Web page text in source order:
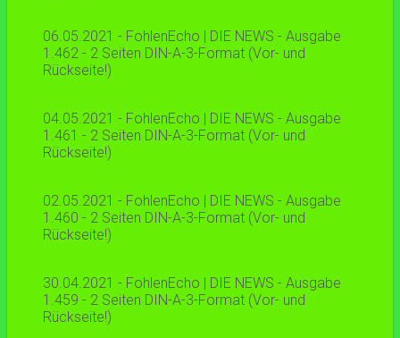
06.05.2021 - FohlenEcho | DIE NEWS - Ausgabe
1.462 - 2 Seiten DIN-A-3-Format (Vor- und
Rückseite!)
04.05.2021 - FohlenEcho | DIE NEWS - Ausgabe
1.461 - 2 Seiten DIN-A-3-Format (Vor- und
Rückseite!)
02.05.2021 - FohlenEcho | DIE NEWS - Ausgabe
1.460 - 2 Seiten DIN-A-3-Format (Vor- und
Rückseite!)
30.04.2021 - FohlenEcho | DIE NEWS - Ausgabe
1.459 - 2 Seiten DIN-A-3-Format (Vor- und
Rückseite!)